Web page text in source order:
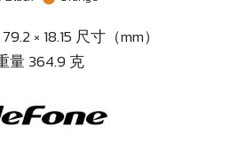
× 18.15 尺寸（mm）
量 364.9 克